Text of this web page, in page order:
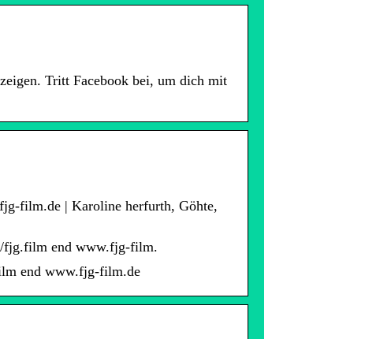
Tritt Facebook bei, um dich mit
film.de | Karoline herfurth, Göhte,
fjg.film end www.fjg-film.
end www.fjg-film.de